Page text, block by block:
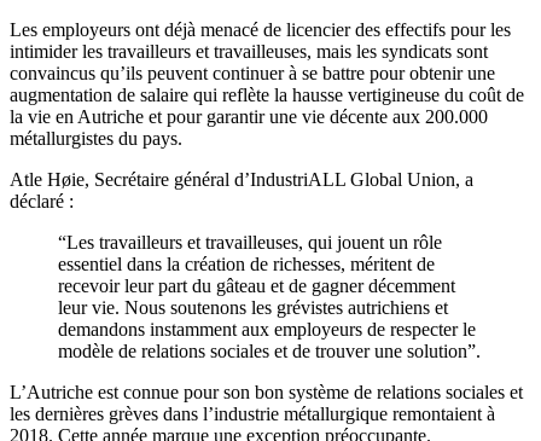
Les employeurs ont déjà menacé de licencier des effectifs pour les
intimider les travailleurs et travailleuses, mais les syndicats sont
convaincus qu’ils peuvent continuer à se battre pour obtenir une
augmentation de salaire qui reflète la hausse vertigineuse du coût de
la vie en Autriche et pour garantir une vie décente aux 200.000
métallurgistes du pays.
Atle Høie, Secrétaire général d’IndustriALL Global Union, a
déclaré :
“Les travailleurs et travailleuses, qui jouent un rôle
essentiel dans la création de richesses, méritent de
recevoir leur part du gâteau et de gagner décemment
leur vie. Nous soutenons les grévistes autrichiens et
demandons instamment aux employeurs de respecter le
modèle de relations sociales et de trouver une solution”.
L’Autriche est connue pour son bon système de relations sociales et
les dernières grèves dans l’industrie métallurgique remontaient à
2018. Cette année marque une exception préoccupante.